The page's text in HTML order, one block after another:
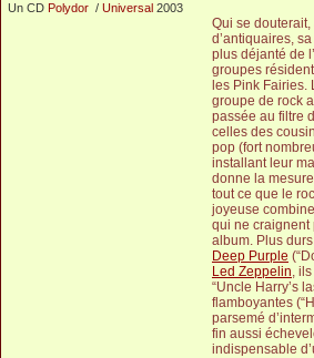
Un CD Polydor / Universal 2003
Qui se
d’antiquaires,
plus déjanté de
groupes
les Pink
groupe de rock
passée au filtre
celles des
pop (fort
installant leur
donne la
tout ce que le
joyeuse
qui ne craignent
album. Plus
Deep Purple
Led Zeppelin,
“Uncle Harry’s
flamboyantes
parsemé
fin aussi
indispensable